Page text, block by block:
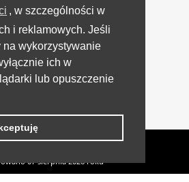
, w szczególności w
i reklamowych. Jeśli
wykorzystywanie
ich w
lub opuszczenie
Facebook
Videotestów
YouTube
Twitter
prawa zastrzeżone
07 sierpnia 2026 roku